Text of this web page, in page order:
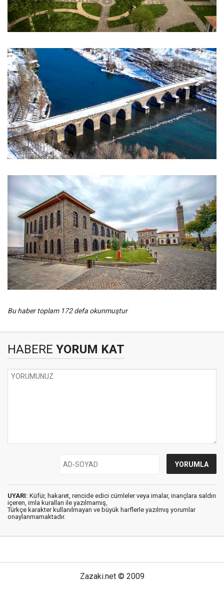
Bu haber toplam 172 defa okunmuştur
HABERE YORUM KAT
UYARI: Küfür, hakaret, rencide edici cümleler veya imalar, inançlara saldırı
içeren, imla kuralları ile yazılmamış,
Türkçe karakter kullanılmayan ve büyük harflerle yazılmış yorumlar
onaylanmamaktadır.
Zazaki.net © 2009